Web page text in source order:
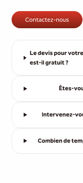
Contactez-nous
Le devis pour
est-il gratuit ?
Êtes-
Intervenez-
Combien de